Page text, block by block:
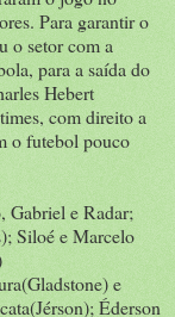
Para garantir o
o setor com a
para a saída do
Hebert
com direito a
o futebol pouco
Gabriel e Radar;
Siloé e Marcelo
e
Éderson